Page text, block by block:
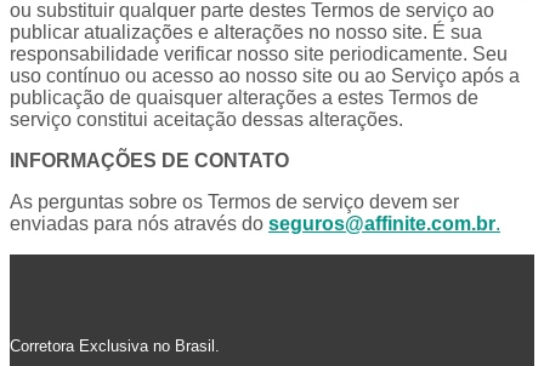
ou substituir qualquer parte destes Termos de serviço ao
publicar atualizações e alterações no nosso site. É sua
responsabilidade verificar nosso site periodicamente. Seu
uso contínuo ou acesso ao nosso site ou ao Serviço após a
publicação de quaisquer alterações a estes Termos de
serviço constitui aceitação dessas alterações.
INFORMAÇÕES DE CONTATO
As perguntas sobre os Termos de serviço devem ser
enviadas para nós através do seguros@affinite.com.br.
Corretora Exclusiva no Brasil.